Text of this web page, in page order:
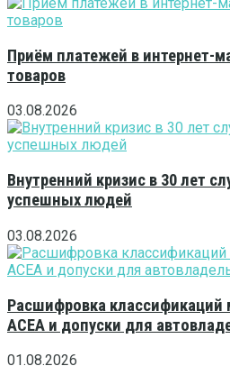
Приём платежей в интернет-
товаров
03.08.2026
Внутренний кризис в 30 лет
успешных людей
03.08.2026
Расшифровка классификаций
ACEA и допуски для
01.08.2026